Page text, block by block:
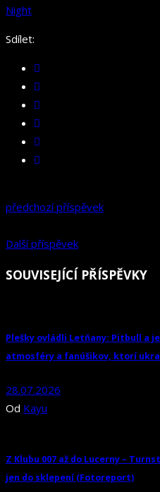
Night
Sdílet:
předchozí příspěvek
Další příspěvek
SOUVISEJÍCÍ PŘÍSPĚVKY
Plešky ovládli Letňany: Pitbull a
atmosféry a fanúšikov, ktorí
28.07.2026
Od Kayu
Z Klubu 007 až do Lucerny –⁠⁠⁠⁠⁠⁠
jen do sklepení (Fotoreport)